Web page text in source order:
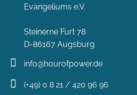
Evangeliums e.V.
Steinerne Furt 78
D-86167 Augsburg
info@hourofpower.de
(+49) 0 8 21 / 420 96 96